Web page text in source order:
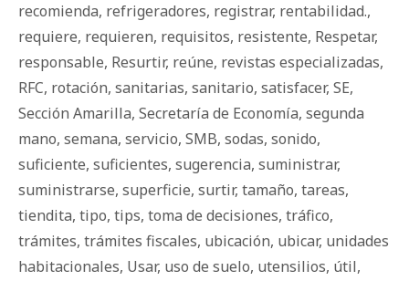
recomienda, refrigeradores, registrar, rentabilidad.,
requiere, requieren, requisitos, resistente, Respetar,
responsable, Resurtir, reúne, revistas especializadas,
RFC, rotación, sanitarias, sanitario, satisfacer, SE,
Sección Amarilla, Secretaría de Economía, segunda
mano, semana, servicio, SMB, sodas, sonido,
suficiente, suficientes, sugerencia, suministrar,
suministrarse, superficie, surtir, tamaño, tareas,
tiendita, tipo, tips, toma de decisiones, tráfico,
trámites, trámites fiscales, ubicación, ubicar, unidades
habitacionales, Usar, uso de suelo, utensilios, útil,